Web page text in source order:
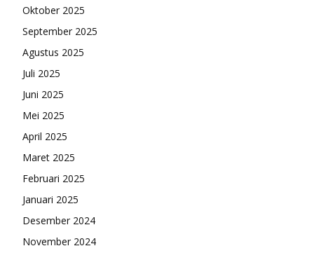
Oktober 2025
September 2025
Agustus 2025
Juli 2025
Juni 2025
Mei 2025
April 2025
Maret 2025
Februari 2025
Januari 2025
Desember 2024
November 2024